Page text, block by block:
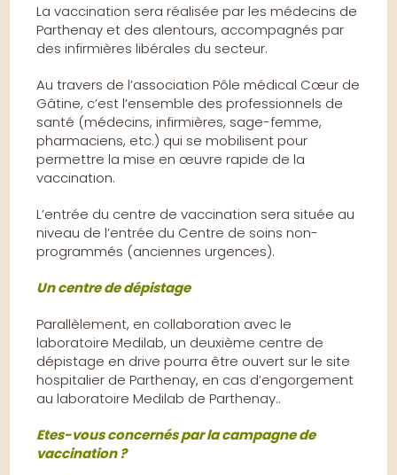
La vaccination sera réalisée par les médecins de
Parthenay et des alentours, accompagnés par
des infirmières libérales du secteur.
Au travers de l’association Pôle médical Cœur de
Gâtine, c’est l’ensemble des professionnels de
santé (médecins, infirmières, sage-femme,
pharmaciens, etc.) qui se mobilisent pour
permettre la mise en œuvre rapide de la
vaccination.
L’entrée du centre de vaccination sera située au
niveau de l’entrée du Centre de soins non-
programmés (anciennes urgences).
Un centre de dépistage
Parallèlement, en collaboration avec le
laboratoire Medilab, un deuxième centre de
dépistage en drive pourra être ouvert sur le site
hospitalier de Parthenay, en cas d’engorgement
au laboratoire Medilab de Parthenay..
Etes-vous concernés par la campagne de
vaccination ?